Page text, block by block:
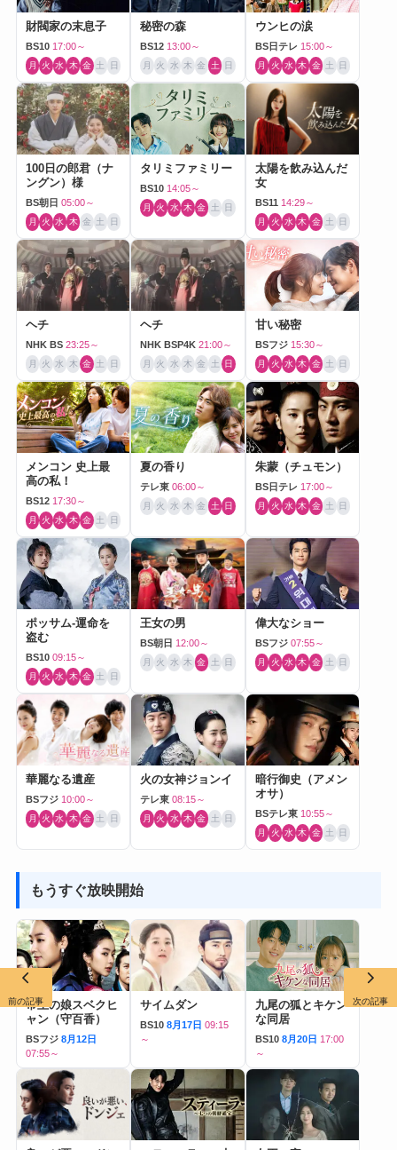
財閥家の末息子
BS10 17:00～
月 火 水 木 金 土 日
秘密の森
BS12 13:00～
月 火 水 木 金 土 日
ウンヒの涙
BS日テレ 15:00～
月 火 水 木 金 土 日
100日の郎君（ナ
ングン）様
BS朝日 05:00～
月 火 水 木 金 土 日
タリミファミリー
BS10 14:05～
月 火 水 木 金 土 日
太陽を飲み込んだ
女
BS11 14:29～
月 火 水 木 金 土 日
ヘチ
NHK BS 23:25～
月 火 水 木 金 土 日
ヘチ
NHK BSP4K 21:00～
月 火 水 木 金 土 日
甘い秘密
BSフジ 15:30～
月 火 水 木 金 土 日
メンコン 史上最
高の私！
BS12 17:30～
月 火 水 木 金 土 日
夏の香り
テレ東 06:00～
月 火 水 木 金 土 日
朱蒙（チュモン）
BS日テレ 17:00～
月 火 水 木 金 土 日
ポッサム-運命を
盗む
BS10 09:15～
月 火 水 木 金 土 日
王女の男
BS朝日 12:00～
月 火 水 木 金 土 日
偉大なショー
BSフジ 07:55～
月 火 水 木 金 土 日
華麗なる遺産
BSフジ 10:00～
月 火 水 木 金 土 日
火の女神ジョンイ
テレ東 08:15～
月 火 水 木 金 土 日
暗行御史（アメン
オサ）
BSテレ東 10:55～
月 火 水 木 金 土 日
もうすぐ放映開始
帝王の娘スベクヒ
ャン（守百香）
BSフジ 8月12日
07:55～
サイムダン
BS10 8月17日 09:15
～
九尾の狐とキケン
な同居
BS10 8月20日 17:00
～
前の記事 次の記事